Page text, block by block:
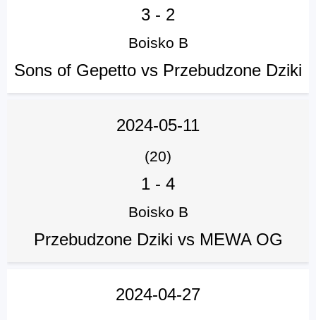
3 - 2
Boisko B
Sons of Gepetto vs Przebudzone Dziki
2024-05-11
(20)
1 - 4
Boisko B
Przebudzone Dziki vs MEWA OG
2024-04-27